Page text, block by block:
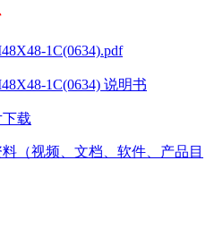
1C(0634).pdf
1C(0634) 说明书
载
（视频、文档、软件、产品目